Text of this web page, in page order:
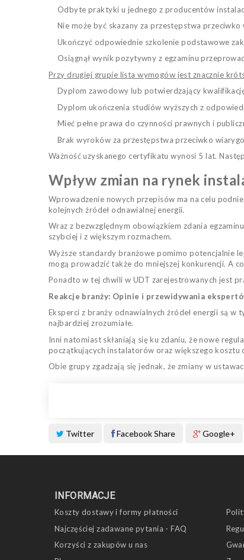
Odbyte praktyki u jednego z producentów
Nie może być skazany za przestępstwa
Ukończyć odpowiednie szkolenie podstawowe
Osiągnął wynik pozytywny z egzaminu
Przy drugiej grupie lista wymogów jest znacznie
Dyplom zawodowy lub potwierdzający
Dyplom ukończenia studiów wyższych z
Mieć pełne prawa do czynności prawnych i
Brak wyroków za przestępstwa przeciwko
Ważność uzyskanego certyfikatu wynosi 5 lat.
Wpływ zmian na rynek
Wprowadzenie nowych przepisów ma na celu
kolejnych źródeł odnawialnej energii.
Wraz z bezwzględnym obowiązkiem zdania
szybciej i z większym rozmachem.
Wyższe standardy branżowe pomimo potencjalnie
mogąprowadzić także do mniejszej konkurencji. A
Ponadto w tej chwili w UDT zarejestrowanych jest
Reakcje branży: Opinie i przewidywania
Eksperci z branży odnawialnych źródeł energii są
najbardziej zrozumiałe.
Inni natomiast skłaniają się ku zdaniu, że nowe
początkujących instalatorów oraz większego kosztu
Obie grupy zgadzają się jednak, że zmiany w
Twitter Facebook Share Google+
INFORMACJE
Koszty dostawy i formy płatności
Najczęściej zadawane pytania - FAQ
Korzyści z zakupów u nas